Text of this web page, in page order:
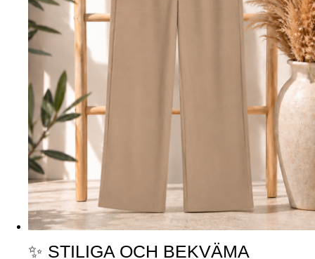
✨ STILIGA OCH BEKVÄMA